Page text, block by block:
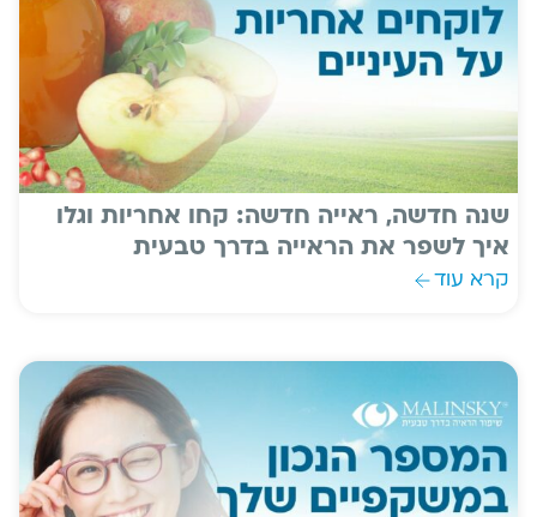
שנה חדשה, ראייה חדשה: קחו אחריות וגלו
איך לשפר את הראייה בדרך טבעית
קרא עוד